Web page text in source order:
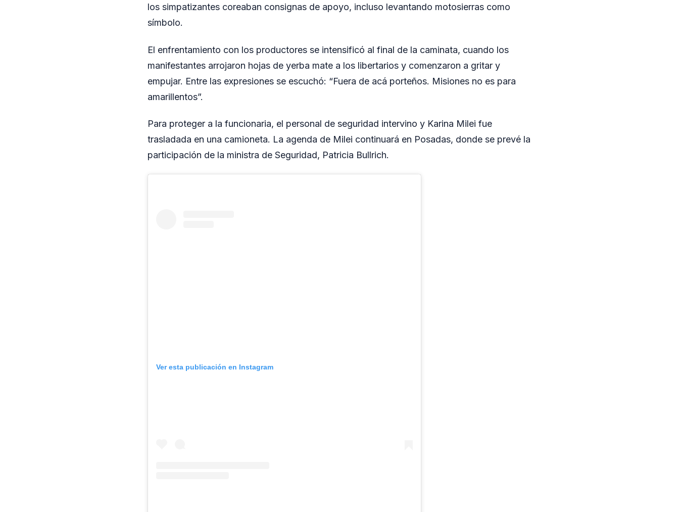
los simpatizantes coreaban consignas de apoyo, incluso levantando motosierras como
símbolo.
El enfrentamiento con los productores se intensificó al final de la caminata, cuando los
manifestantes arrojaron hojas de yerba mate a los libertarios y comenzaron a gritar y
empujar. Entre las expresiones se escuchó: “Fuera de acá porteños. Misiones no es para
amarillentos”.
Para proteger a la funcionaria, el personal de seguridad intervino y Karina Milei fue
trasladada en una camioneta. La agenda de Milei continuará en Posadas, donde se prevé la
participación de la ministra de Seguridad, Patricia Bullrich.
Ver esta publicación en Instagram